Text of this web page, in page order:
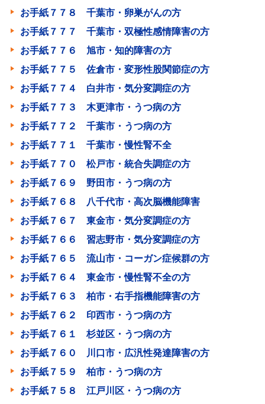
お手紙７７８ 千葉市・卵巣がんの方
お手紙７７７ 千葉市・双極性感情障害の方
お手紙７７６ 旭市・知的障害の方
お手紙７７５ 佐倉市・変形性股関節症の方
お手紙７７４ 白井市・気分変調症の方
お手紙７７３ 木更津市・うつ病の方
お手紙７７２ 千葉市・うつ病の方
お手紙７７１ 千葉市・慢性腎不全
お手紙７７０ 松戸市・統合失調症の方
お手紙７６９ 野田市・うつ病の方
お手紙７６８ 八千代市・高次脳機能障害
お手紙７６７ 東金市・気分変調症の方
お手紙７６６ 習志野市・気分変調症の方
お手紙７６５ 流山市・コーガン症候群の方
お手紙７６４ 東金市・慢性腎不全の方
お手紙７６３ 柏市・右手指機能障害の方
お手紙７６２ 印西市・うつ病の方
お手紙７６１ 杉並区・うつ病の方
お手紙７６０ 川口市・広汎性発達障害の方
お手紙７５９ 柏市・うつ病の方
お手紙７５８ 江戸川区・うつ病の方